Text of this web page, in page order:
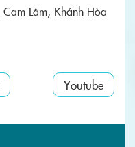
Lâm, Khánh Hòa
Youtube